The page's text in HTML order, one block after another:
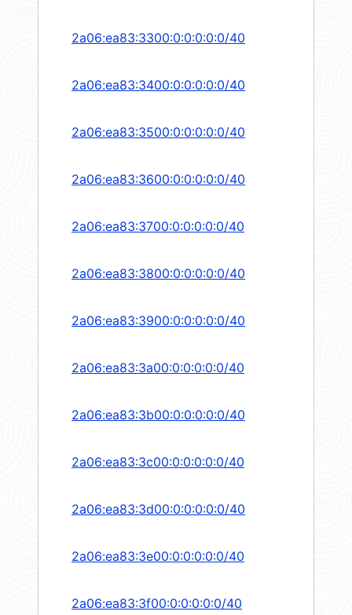
2a06:ea83:3300:0:0:0:0:0/40
2a06:ea83:3400:0:0:0:0:0/40
2a06:ea83:3500:0:0:0:0:0/40
2a06:ea83:3600:0:0:0:0:0/40
2a06:ea83:3700:0:0:0:0:0/40
2a06:ea83:3800:0:0:0:0:0/40
2a06:ea83:3900:0:0:0:0:0/40
2a06:ea83:3a00:0:0:0:0:0/40
2a06:ea83:3b00:0:0:0:0:0/40
2a06:ea83:3c00:0:0:0:0:0/40
2a06:ea83:3d00:0:0:0:0:0/40
2a06:ea83:3e00:0:0:0:0:0/40
2a06:ea83:3f00:0:0:0:0:0/40